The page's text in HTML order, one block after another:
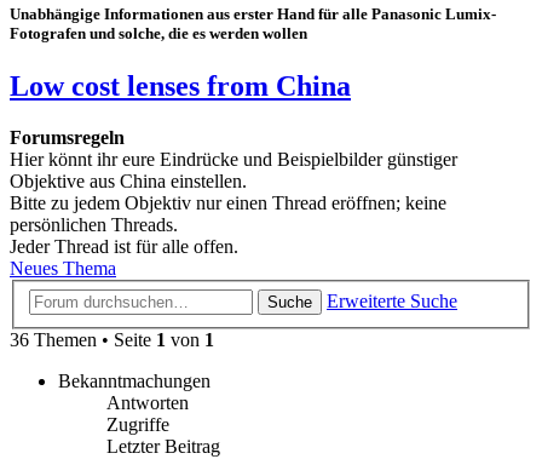
Unabhängige Informationen aus erster Hand für alle Panasonic Lumix-
Fotografen und solche, die es werden wollen
Low cost lenses from China
Forumsregeln
Hier könnt ihr eure Eindrücke und Beispielbilder günstiger
Objektive aus China einstellen.
Bitte zu jedem Objektiv nur einen Thread eröffnen; keine
persönlichen Threads.
Jeder Thread ist für alle offen.
Neues Thema
Suche
Erweiterte Suche
36 Themen • Seite 1 von 1
Bekanntmachungen
Antworten
Zugriffe
Letzter Beitrag